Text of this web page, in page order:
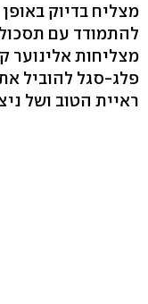
מצליח בדיוק
להתמודד עם
מצליחות אלינוער
פלג-סגל להוביל
ראיית הטוב ושל